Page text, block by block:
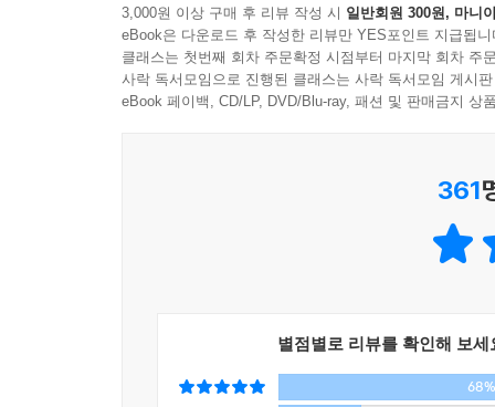
느낌”(문학평론가 신형철)을 준다는 것, 그로부터
최은영은 등단 초기부터, “선천적으로 눈이나
짐작할 수 없는 타인의 고통 앞에 겸손히 귀를
때문일 터. 총 7편의 작품이 수록된 최은영의 첫
쇼코를 생각하면 그애가 나를 더이상 좋아하지 않
서로 다른 국적과 언어를 가진 두 인물이 만나 성
교환학생 자격으로 오게 된 일본인 쇼코와 처음
3,000원 이상 구매 후 리뷰 작성 시 일반회원 300원, 마니
eBook은 다운로드 후 작성한 리뷰만 YES포인트 지급됩니
클래스는 첫번째 회차 주문확정 시점부터 마지막 회차 주
사락 독서모임으로 진행된 클래스는 사락 독서모임 게시
eBook 페이백, CD/LP, DVD/Blu-ray, 패션 및 판매금지 상
361
별점별로 리뷰를 확인해 보세
68%